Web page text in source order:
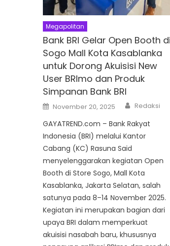
Megapolitan
Bank BRI Gelar Open Booth di
Sogo Mall Kota Kasablanka
untuk Dorong Akuisisi New
User BRImo dan Produk
Simpanan Bank BRI
Posted
on
November 20, 2025 Author
Redaksi
GAYATREND.com – Bank Rakyat
Indonesia (BRI) melalui Kantor
Cabang (KC) Rasuna Said
menyelenggarakan kegiatan Open
Booth di Store Sogo, Mall Kota
Kasablanka, Jakarta Selatan, salah
satunya pada 8–14 November 2025.
Kegiatan ini merupakan bagian dari
upaya BRI dalam memperkuat
akuisisi nasabah baru, khususnya